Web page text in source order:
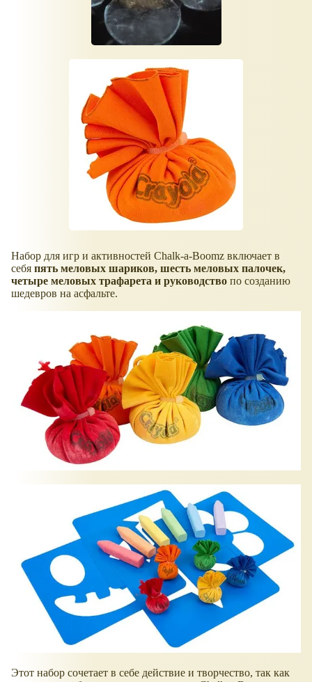
Набор для игр и активностей Chalk-a-Boomz включает в
себя пять меловых шариков, шесть меловых палочек,
четыре меловых трафарета и руководство по созданию
шедевров на асфальте.
Этот набор сочетает в себе действие и творчество, так как